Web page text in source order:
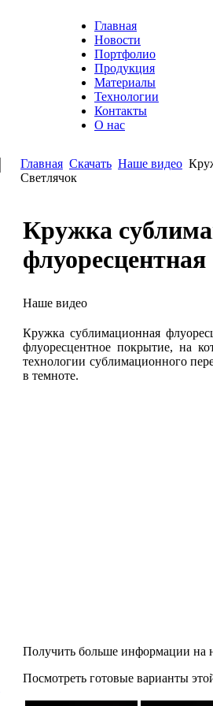
Главная
Новости
Портфолио
Продукция
Материалы
Технологии
Контакты
О нас
Главная Скачать Наше видео
Светлячок
Кружка
Наше видео
Кружка сублимационная
флуоресцентное покрытие, на
технологии сублимационного
в темноте.
Получить больше информации на
Посмотреть готовые варианты